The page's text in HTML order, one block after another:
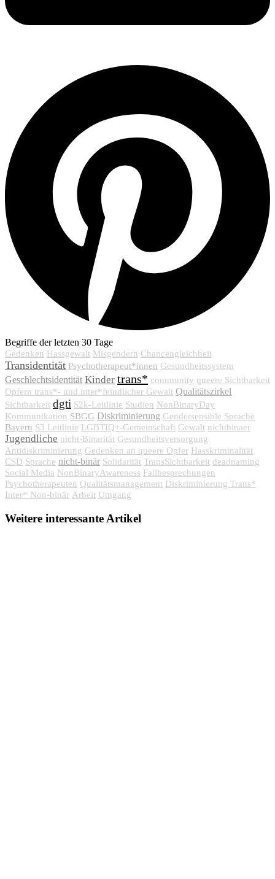
Begriffe der letzten 30 Tage
Gedenken Hassgewalt Misgendern Chancengleichheit
Transidentität Psychotherapeut*innen Gesundheitssystem
Geschlechtsidentität Kinder trans* community queere Sichtbarkeit
Opfern trans*- und inter*feindlicher Gewalt Qualitätszirkel
Sichtbarkeit dgti S2k-Leitlinie Studien NonBinaryDay
Kommunikation SBGG Diskriminierung Gendersensible Sprache
Bayern S3 Leitlinie LGBTIQ+-Gemeinschaft Gewalt nichtbinaer
Jugendliche nicht-Binarität Gesundheitsversorgung
Antidiskriminierung Gedenken an queere Opfer Hasskriminalität
CSD Sprache nicht-binär Solidarität TransSichtbarkeit deadnaming
Social Media NonBinaryAwareness Fallbesprechungen
Psychotherapeuten Qualitätsmanagement Diskriminierung Trans*
Inter* Non-binär Arbeit Umgang
Weitere interessante Artikel